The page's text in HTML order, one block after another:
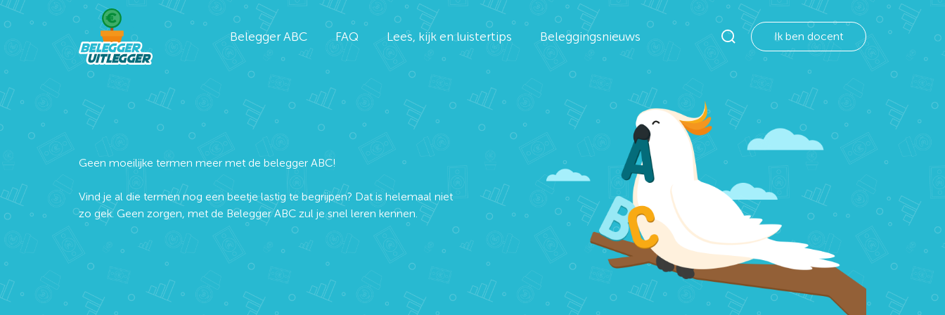
Belegger ABC FAQ Lees, kijk en luistertips Beleggingsnieuws Ik ben docent
Geen moeilijke termen meer met de belegger ABC!
Vind je al die termen nog een beetje lastig te begrijpen? Dat is helemaal niet
zo gek. Geen zorgen, met de Belegger ABC zul je snel leren kennen.